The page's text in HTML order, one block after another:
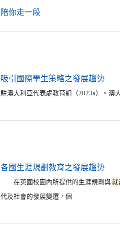
陪你走一段（另開新視窗）
吸引國際學生策略之發展趨勢（
駐澳大利亞代表處教育組（2023a）。澳
各國生涯規劃教育之發展趨勢（
在英國校園內所提供的生涯規劃與就
代及社會的發展變遷，個